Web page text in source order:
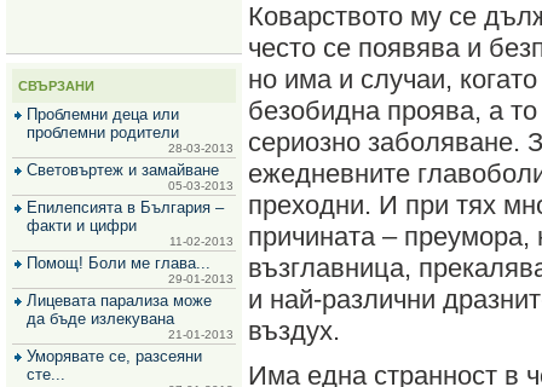
СВЪРЗАНИ
Проблемни деца или
проблемни родители
28-03-2013
Световъртеж и замайване
05-03-2013
Епилепсията в България –
факти и цифри
11-02-2013
Помощ! Боли ме глава...
29-01-2013
Лицевата парализа може
да бъде излекувана
21-01-2013
Уморявате се, разсеяни
сте...
Коварството му се
често се появява и
но има и случаи,
безобидна проява, а
сериозно заболяване.
ежедневните
преходни. И при тях
причината –
възглавница,
и най-различни
въздух.
Има една странност в